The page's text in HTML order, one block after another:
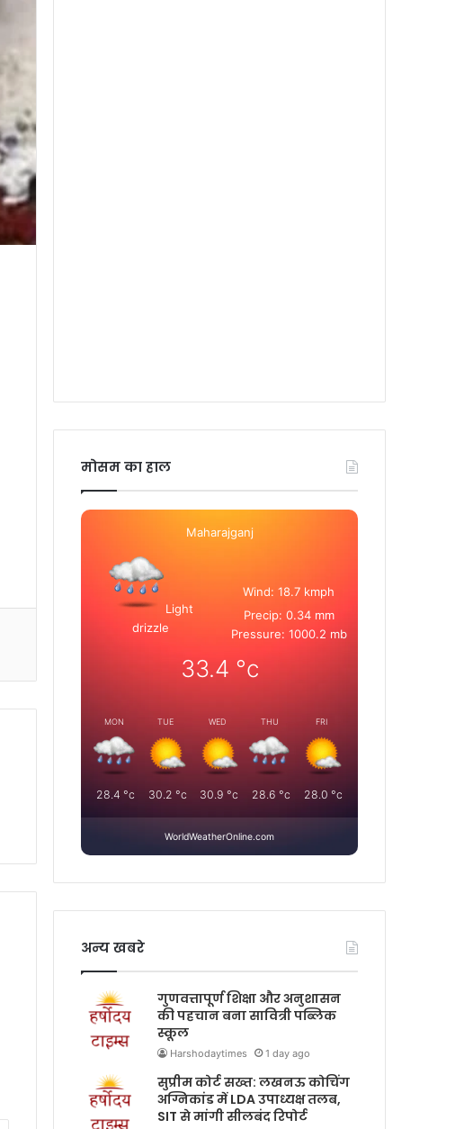
मोसम का हाल
Maharajganj
Light
drizzle
Wind: 18.7 kmph
Precip: 0.34 mm
Pressure: 1000.2 mb
33.4 °c
MON
28.4 °c
TUE
30.2 °c
WED
30.9 °c
THU
28.6 °c
FRI
28.0 °c
WorldWeatherOnline.com
अन्य खबरे
गुणवत्तापूर्ण शिक्षा और अनुशासन
की पहचान बना सावित्री पब्लिक
स्कूल
Harshodaytimes 1 day ago
सुप्रीम कोर्ट सख्त: लखनऊ कोचिंग
अग्निकांड में LDA उपाध्यक्ष तलब,
SIT से मांगी सीलबंद रिपोर्ट